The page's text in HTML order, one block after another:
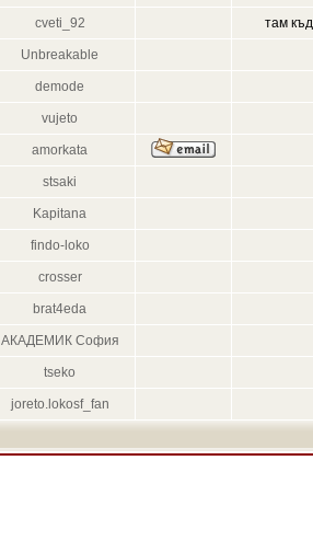
cveti_92 там
Unbreakable
demode
vujeto
amorkata
stsaki
Kapitana
findo-loko
crosser
brat4eda
АКАДЕМИК София
tseko
joreto.lokosf_fan